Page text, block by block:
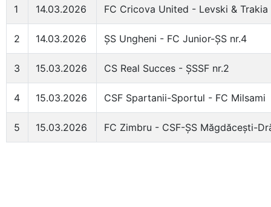
1 14.03.2026 FC Cricova United - Levski & Trakia
2 14.03.2026 ȘS Ungheni - FC Junior-ȘS nr.4
3 15.03.2026 CS Real Succes - ȘSSF nr.2
4 15.03.2026 CSF Spartanii-Sportul - FC Milsami
5 15.03.2026 FC Zimbru - CSF-ȘS Măgdăcești-